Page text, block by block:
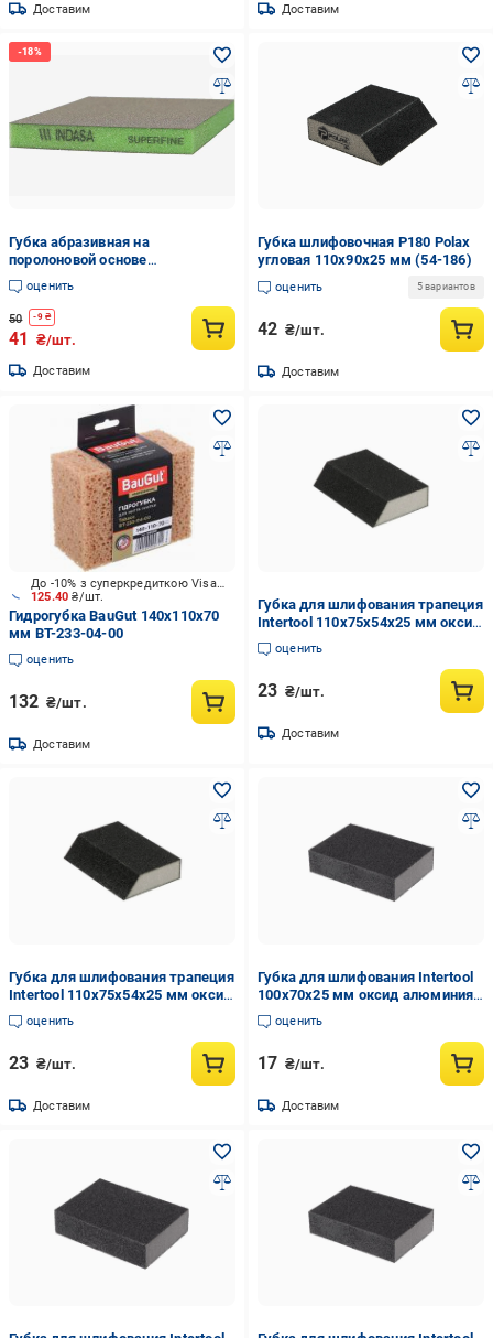
Доставим Доставим
Губка абразивная на
поролоновой основе
двухсторонняя INDASA SPONGE
AUTO 98х120х13 мм Р500-600
оценить
50 -9₴
41 ₴/шт.
Доставим
Губка шлифовочная P180 Polax
угловая 110х90х25 мм (54-186)
оценить 5 вариантов
42 ₴/шт.
Доставим
125.40₴/шт.
До -10% з суперкредиткою Visa Вигода
Гидрогубка BauGut 140х110х70
мм BT-233-04-00
оценить
132 ₴/шт.
Доставим
Губка для шлифования трапеция
Intertool 110х75х54х25 мм оксид
алюминия К180 (HT-0818)
оценить
23 ₴/шт.
Доставим
Губка для шлифования трапеция
Intertool 110х75х54х25 мм оксид
алюминия К80 (HT-0808)
оценить
23 ₴/шт.
Доставим
Губка для шлифования Intertool
100х70х25 мм оксид алюминия
К240 (HT-0924)
оценить
17 ₴/шт.
Доставим